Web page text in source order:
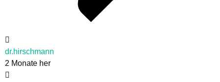
dr.hirschmann
2 Monate her